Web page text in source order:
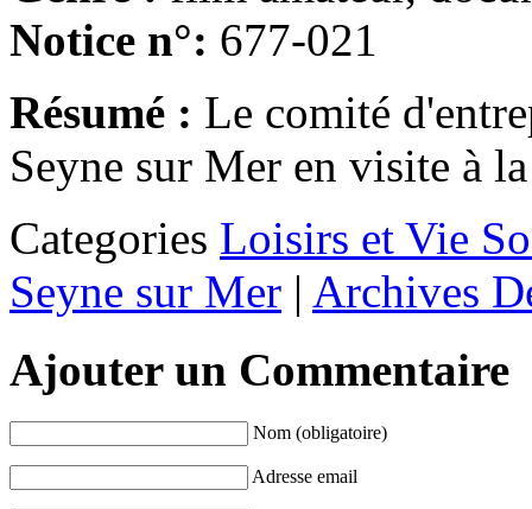
Notice n°: 677-021
Résumé : Le comité
Seyne sur Mer en visite à
Categories Loisirs et Vie
Seyne sur Mer | Archives
Ajouter un Commentaire
Nom (obligatoire)
Adresse email